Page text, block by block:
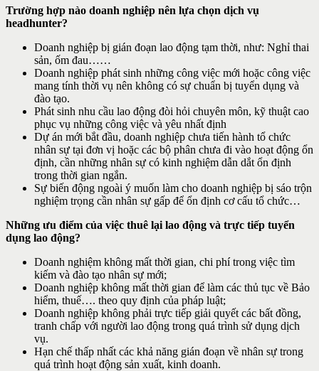
Trường hợp nào doanh nghiệp nên lựa chọn dịch vụ
headhunter?
Doanh nghiệp bị gián đoạn lao động tạm thời, như: Nghỉ thai
sản, ốm đau……
Doanh nghiệp phát sinh những công việc mới hoặc công việc
mang tính thời vụ nên không có sự chuẩn bị tuyển dụng và
đào tạo.
Phát sinh nhu cầu lao động đòi hỏi chuyên môn, kỹ thuật cao
phục vụ những công việc và yêu nhất định
Dự án mới bắt đầu, doanh nghiệp chưa tiến hành tổ chức
nhân sự tại đơn vị hoặc các bộ phân chưa đi vào hoạt động ổn
định, cần những nhân sự có kinh nghiệm dẫn dắt ổn định
trong thời gian ngắn.
Sự biến động ngoài ý muốn làm cho doanh nghiệp bị sáo trộn
nghiệm trọng cần nhân sự gấp để ổn định cơ cấu tổ chức…
Những ưu điểm của việc thuê lại lao động và trực tiếp tuyển
dụng lao động?
Doanh nghiệm không mất thời gian, chi phí trong việc tìm
kiếm và đào tạo nhân sự mới;
Doanh nghiệp không mất thời gian để làm các thủ tục về Bảo
hiểm, thuế…. theo quy định của pháp luật;
Doanh nghiệp không phải trực tiếp giải quyết các bất đồng,
tranh chấp với người lao động trong quá trình sử dụng dịch
vụ.
Hạn chế thấp nhất các khả năng gián đoạn về nhân sự trong
quá trình hoạt động sản xuất, kinh doanh.